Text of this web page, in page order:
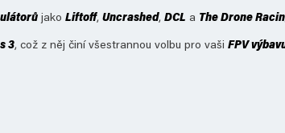
jako Liftoff, Uncrashed, DCL a The Drone
3, což z něj činí všestrannou volbu pro vaši FPV